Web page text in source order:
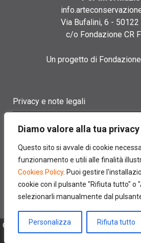
Diamo valore alla tua privacy
Questo sito si avvale di cookie
funzionamento e utili alle finalità
Cookies Policy. Puoi gestire
cookie con il pulsante "Rifiuta tutto" o
selezionarli manualmente dal
Personalizza Rifiuta tutto
Via Bufalini, 6 - 50122
c/o Fondazione CR
Un progetto di
Privacy e note legali
Cookie policy
Contatti
© 2022 FONDAZIONE CASSA DI